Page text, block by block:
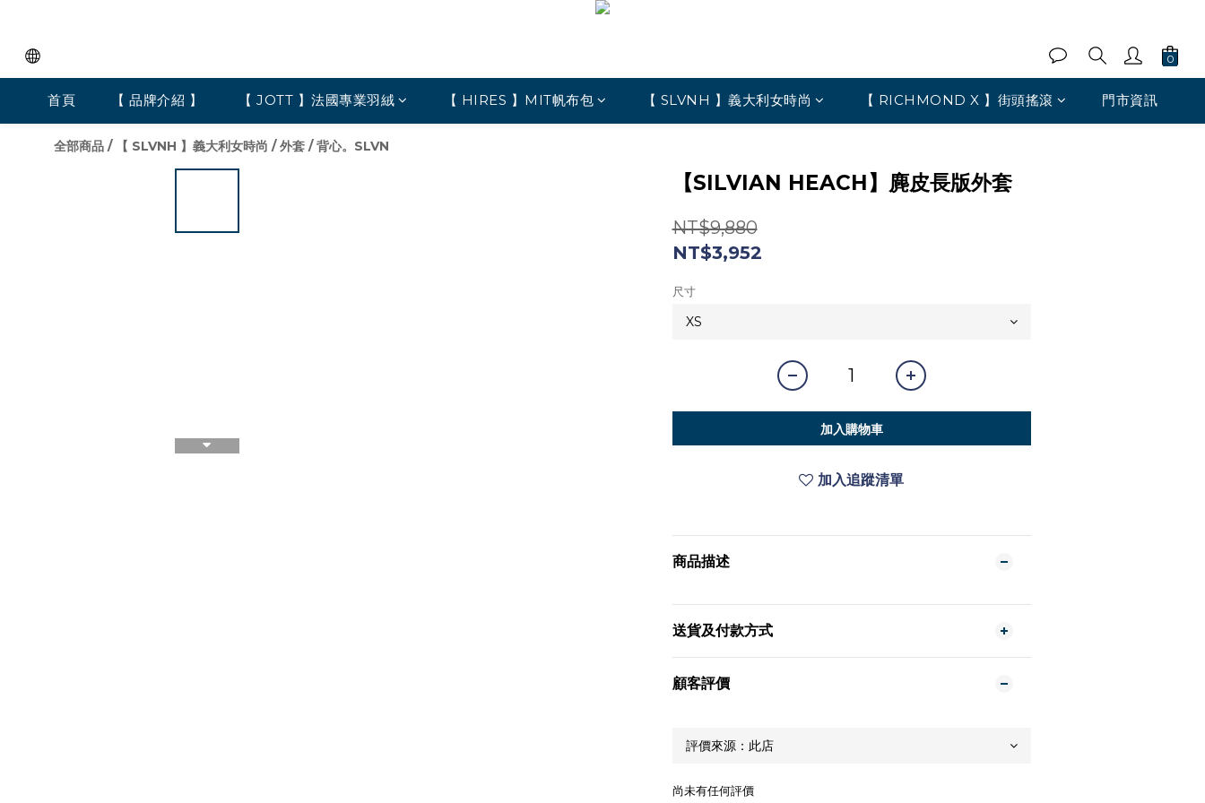
首頁 【 品牌介紹 】 【 JOTT 】法國專業羽絨 【 HIRES 】MIT帆布包 【 SLVNH 】義大利女時尚 【 RICHMOND X 】街頭搖滾 門市資訊
全部商品 / 【 SLVNH 】義大利女時尚 /外套 / 背心。SLVN
【SILVIAN HEACH】麂皮長版外套
NT$9,880
NT$3,952
尺寸
加入購物車
加入追蹤清單
商品描述
送貨及付款方式
顧客評價
尚未有任何評價